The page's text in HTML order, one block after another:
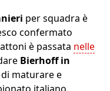
per squadra è
confermato
è passata nelle
Bierhoff in
maturare e